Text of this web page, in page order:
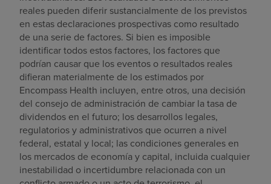
reales pueden diferir sustancialmente de los previstos
en estas declaraciones prospectivas como resultado
de una serie de factores. Si bien es imposible
identificar todos estos factores, los factores que
podrían causar que los eventos o resultados reales
difieran materialmente de los estimados por
Encompass Health incluyen, entre otros, una decisión
del consejo de administración de cambiar la tasa de
dividendos en el futuro; los desarrollos legales,
regulatorios y administrativos que ocurren a nivel
federal, estatal y local; las condiciones generales en
los mercados de economía y capital, incluida cualquier
inestabilidad o incertidumbre relacionada con un